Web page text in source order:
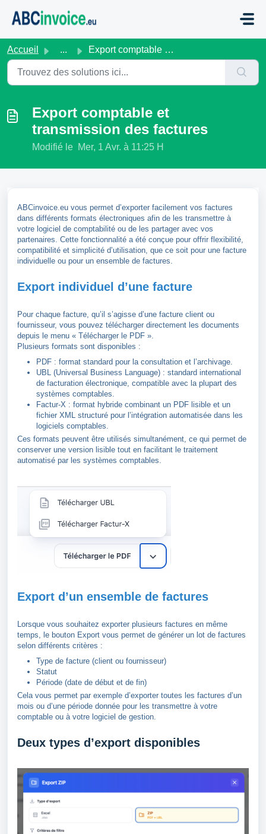
Accueil ... Export comptable et transmission des factures
Export comptable et
transmission des factures
Modifié le Mer, 1 Avr. à 11:25 H
ABCinvoice.eu vous permet d’exporter facilement vos factures
dans différents formats électroniques afin de les transmettre à
votre logiciel de comptabilité ou de les partager avec vos
partenaires. Cette fonctionnalité a été conçue pour offrir flexibilité,
compatibilité et simplicité d’utilisation, que ce soit pour une facture
individuelle ou pour un ensemble de factures.
Export individuel d’une facture
Pour chaque facture, qu’il s’agisse d’une facture client ou
fournisseur, vous pouvez télécharger directement les documents
depuis le menu « Télécharger le PDF ».
Plusieurs formats sont disponibles :
PDF : format standard pour la consultation et l’archivage.
UBL (Universal Business Language) : standard international
de facturation électronique, compatible avec la plupart des
systèmes comptables.
Factur-X : format hybride combinant un PDF lisible et un
fichier XML structuré pour l’intégration automatisée dans les
logiciels comptables.
Ces formats peuvent être utilisés simultanément, ce qui permet de
conserver une version lisible tout en facilitant le traitement
automatisé par les systèmes comptables.
Export d’un ensemble de factures
Lorsque vous souhaitez exporter plusieurs factures en même
temps, le bouton Export vous permet de générer un lot de factures
selon différents critères :
Type de facture (client ou fournisseur)
Statut
Période (date de début et de fin)
Cela vous permet par exemple d’exporter toutes les factures d’un
mois ou d’une période donnée pour les transmettre à votre
comptable ou à votre logiciel de gestion.
Deux types d’export disponibles